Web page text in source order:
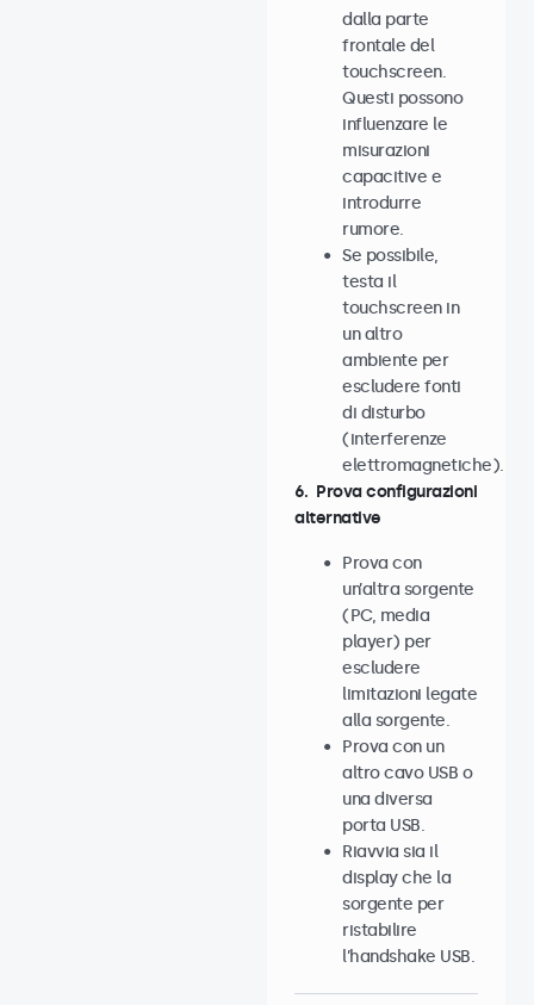
dalla parte
frontale del
touchscreen.
Questi possono
influenzare le
misurazioni
capacitive e
introdurre
rumore.
Se possibile,
testa il
touchscreen in
un altro
ambiente per
escludere fonti
di disturbo
(interferenze
elettromagnetiche).
6. Prova configurazioni
alternative
Prova con
un’altra sorgente
(PC, media
player) per
escludere
limitazioni legate
alla sorgente.
Prova con un
altro cavo USB o
una diversa
porta USB.
Riavvia sia il
display che la
sorgente per
ristabilire
l’handshake USB.